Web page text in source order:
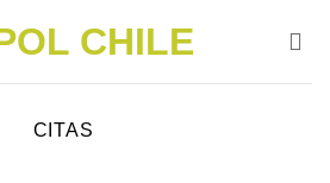
CITAS